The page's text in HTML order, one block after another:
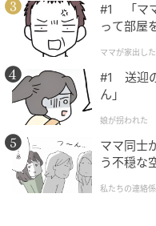
今回の問題は楽しめた
マッチ棒クイズは、シ
軟な思考を養うために
一人でも十分楽しめま
倍も楽しめますよ。
※ご紹介した方法の他
#1 「マ
って部屋
ママが家出した
#1 送迎
ん」
娘が拐われた
ママ同士
う不穏な
私たちの連絡